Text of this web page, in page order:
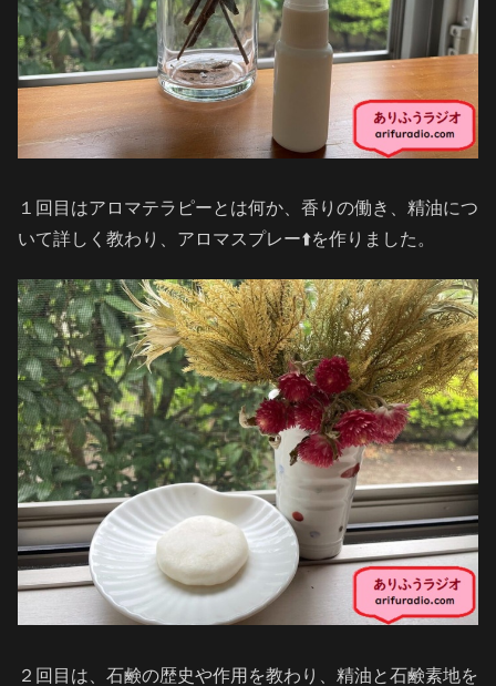
１回目はアロマテラピーとは何か、香りの働き、精油につ
いて詳しく教わり、アロマスプレー⬆️を作りました。
２回目は、石鹸の歴史や作用を教わり、精油と石鹸素地を